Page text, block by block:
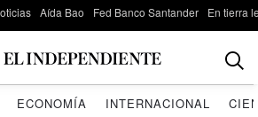
Aída Bao Fed Banco Santander En tierra
ECONOMÍA INTERNACIONAL